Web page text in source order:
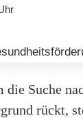
Suche
rückt,